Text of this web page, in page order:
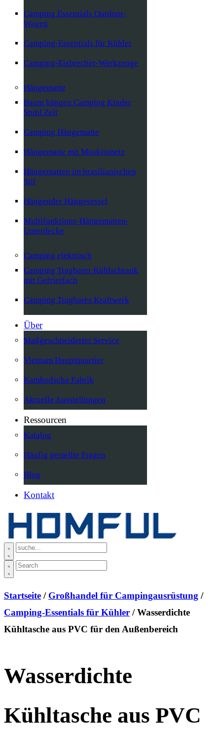
Camping Essentials Outdoor-
Wagen
Camping-Essentials für Kühler
Camping-Eisbrecher-Werkzeuge
Hängematte
Baum hängen Camping Kinder
Stuhl Zelt
Camping Hängematte
Hängematte mit Moskitonetz
Hängematten im brasilianischen
Stil
Hängender Hängesessel
Multifunktions-Hängematten-
Unterdecke
Camping elektrisch
Camping Tragbarer Kühlschrank
mit Gefrierfach
Camping Tragbares Kraftwerk
Über
Maßgeschneiderter Service
Vietnam Hauptquartier
Kambodscha Fabrik
Aktuelle Ausstellungen
Ressourcen
Katalog
Häufig gestellte Fragen
Blog
Kontakt
Startseite / Großhandel für Campingausrüstung /
Camping-Essentials für Kühler / Wasserdichte
Kühltasche aus PVC für den Außenbereich
Wasserdichte
Kühltasche aus PVC